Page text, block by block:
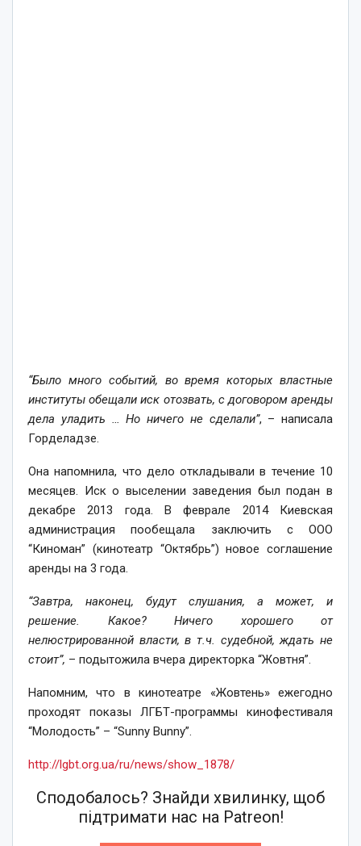
“Было много событий, во время которых властные
институты обещали иск отозвать, с договором аренды
дела уладить … Но ничего не сделали”, – написала
Горделадзе.
Она напомнила, что дело откладывали в течение 10
месяцев. Иск о выселении заведения был подан в
декабре 2013 года. В феврале 2014 Киевская
администрация пообещала заключить с ООО
“Киноман” (кинотеатр “Октябрь”) новое соглашение
аренды на 3 года.
“Завтра, наконец, будут слушания, а может, и
решение. Какое? Ничего хорошего от
нелюстрированной власти, в т.ч. судебной, ждать не
стоит”, – подытожила вчера директорка “Жовтня”.
Напомним, что в кинотеатре «Жовтень» ежегодно
проходят показы ЛГБТ-программы кинофестиваля
“Молодость” – “Sunny Bunny”.
http://lgbt.org.ua/ru/news/show_1878/
Сподобалось? Знайди хвилинку, щоб
підтримати нас на Patreon!